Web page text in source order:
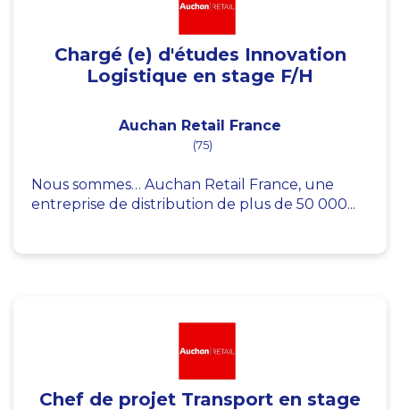
Chargé (e) d'études Innovation
Logistique en stage F/H
Auchan Retail France
(75)
Nous sommes… Auchan Retail France, une
entreprise de distribution de plus de 50 000...
Chef de projet Transport en stage